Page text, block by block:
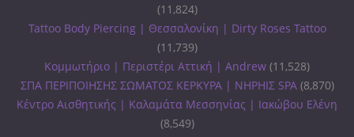
(11,824)
Tattoo Body Piercing | Θεσσαλονίκη | Dirty Roses Tattoo
(11,739)
Κομμωτήριο | Περιστέρι Αττική | Andrew (11,528)
ΣΠΑ ΠΕΡΙΠΟΙΗΣΗΣ ΣΩΜΑΤΟΣ ΚΕΡΚΥΡΑ | ΝΗΡΗΙΣ SPA (8,870)
Κέντρο Αισθητικής | Καλαμάτα Μεσσηνίας | Ιακώβου Ελένη
(8,549)